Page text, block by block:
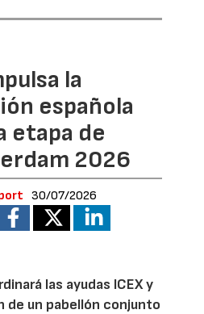
la
española
etapa de
2026
30/07/2026
las ayudas ICEX y
de un pabellón conjunto